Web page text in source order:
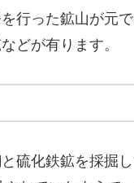
行った鉱山が元
どが有ります。
硫化鉄鉱を採掘し